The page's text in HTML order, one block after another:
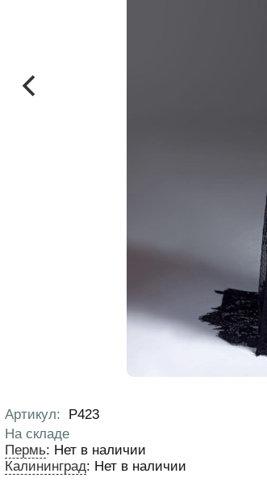
Артикул:
Р423
На складе
Пермь: Нет в наличии
Калининград: Нет в наличии